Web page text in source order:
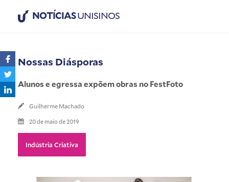
NOTÍCIASUNISINOS
Nossas Diásporas
Alunos e egressa expõem obras no FestFoto
Guilherme Machado
20 de maio de 2019
Indústria Criativa